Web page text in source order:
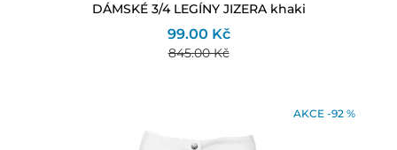
DÁMSKÉ 3/4 LEGÍNY JIZERA khaki
99.00 Kč
845.00 Kč
AKCE -92 %